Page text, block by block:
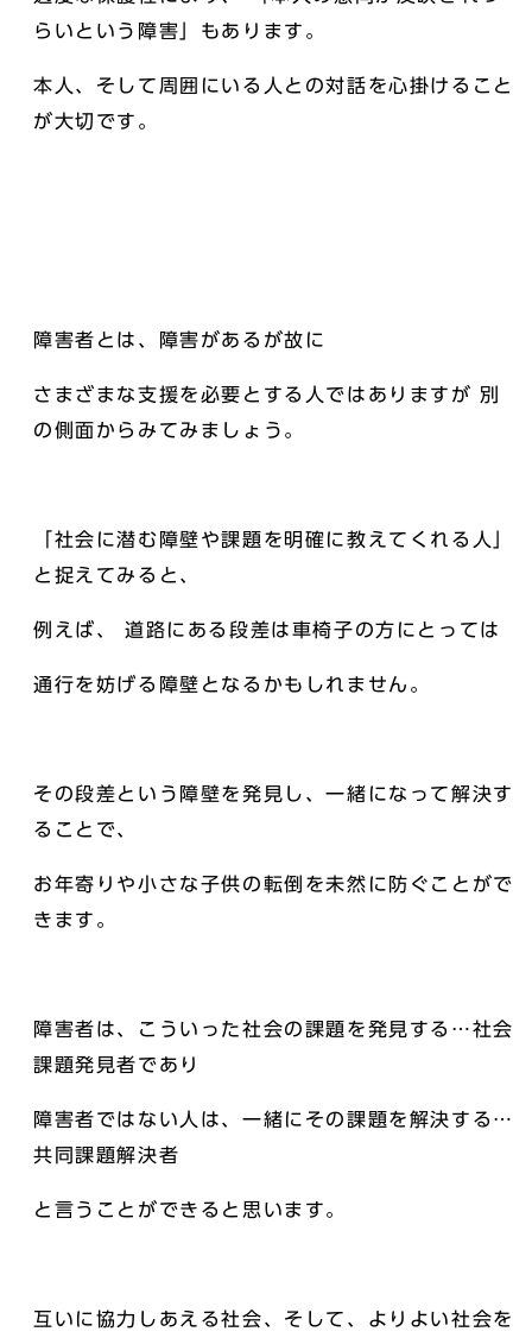
らいという障害」もあります。
本人、そして周囲にいる人との対話を心掛けること
が大切です。
障害者とは、障害があるが故に
さまざまな支援を必要とする人ではありますが 別
の側面からみてみましょう。
「社会に潜む障壁や課題を明確に教えてくれる人」
と捉えてみると、
例えば、 道路にある段差は車椅子の方にとっては
通行を妨げる障壁となるかもしれません。
その段差という障壁を発見し、一緒になって解決す
ることで、
お年寄りや小さな子供の転倒を未然に防ぐことがで
きます。
障害者は、こういった社会の課題を発見する…社会
課題発見者であり
障害者ではない人は、一緒にその課題を解決する…
共同課題解決者
と言うことができると思います。
互いに協力しあえる社会、そして、よりよい社会を